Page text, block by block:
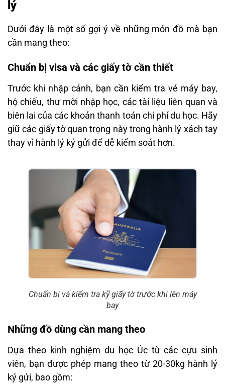
lý
Dưới đây là một số gợi ý về những món đồ mà bạn
cần mang theo:
Chuẩn bị visa và các giấy tờ cần thiết
Trước khi nhập cảnh, bạn cần kiểm tra vé máy bay,
hộ chiếu, thư mời nhập học, các tài liệu liên quan và
biên lai của các khoản thanh toán chi phí du học. Hãy
giữ các giấy tờ quan trọng này trong hành lý xách tay
thay vì hành lý ký gửi để dễ kiểm soát hơn.
Chuẩn bị và kiểm tra kỹ giấy tờ trước khi lên máy
bay
Những đồ dùng cần mang theo
Dựa theo kinh nghiệm du học Úc từ các cựu sinh
viên, bạn được phép mang theo từ 20-30kg hành lý
ký gửi, bao gồm: